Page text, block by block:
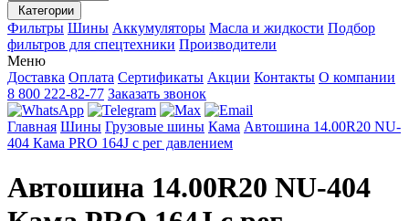
Категории
Фильтры Шины Аккумуляторы Масла и жидкости Подбор
фильтров для спецтехники Производители
Меню
Доставка Оплата Сертификаты Акции Контакты О компании
8 800 222-82-77 Заказать звонок
Главная Шины Грузовые шины Кама Автошина 14.00R20 NU-
404 Кама PRO 164J с рег давлением
Автошина 14.00R20 NU-404